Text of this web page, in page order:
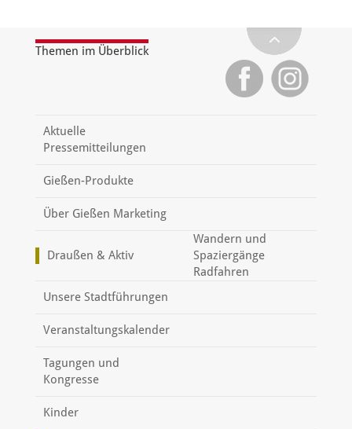
Themen im Überblick
Aktuelle
Pressemitteilungen
Gießen-Produkte
Über Gießen Marketing
Draußen & Aktiv
Wandern und
Spaziergänge
Radfahren
Unsere Stadtführungen
Veranstaltungskalender
Tagungen und
Kongresse
Kinder